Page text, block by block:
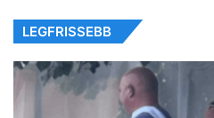
LEGFRISSEBB